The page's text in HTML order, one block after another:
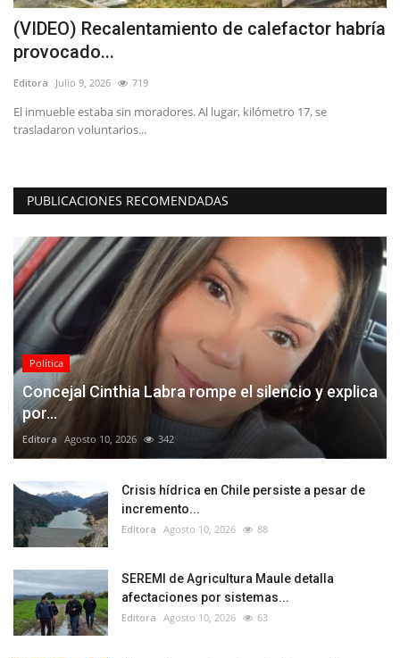
(VIDEO) Recalentamiento de calefactor habría
provocado...
Editora Julio 9, 2026 719
El inmueble estaba sin moradores. Al lugar, kilómetro 17, se
trasladaron voluntarios...
PUBLICACIONES RECOMENDADAS
Política
Concejal Cinthia Labra rompe el silencio y explica
por...
Editora Agosto 10, 2026 342
Crisis hídrica en Chile persiste a pesar de
incremento...
Editora Agosto 10, 2026 88
SEREMI de Agricultura Maule detalla
afectaciones por sistemas...
Editora Agosto 10, 2026 63